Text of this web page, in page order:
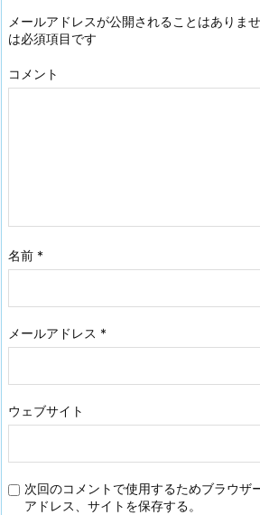
メールアドレスが公開されることはありませ
は必須項目です
コメント
名前 *
メールアドレス *
ウェブサイト
次回のコメントで使用するためブラウザ
アドレス、サイトを保存する。